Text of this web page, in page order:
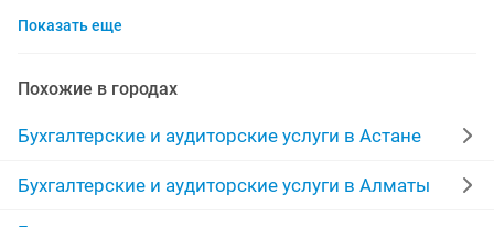
отчет услуги удаленного бухгалтера
индивидуальный бухгалтерское сопровождение
сдача налоговой учет курсы 1с чеки
Показать еще
Похожие в городах
Бухгалтерские и аудиторские услуги в Астане
Бухгалтерские и аудиторские услуги в Алматы